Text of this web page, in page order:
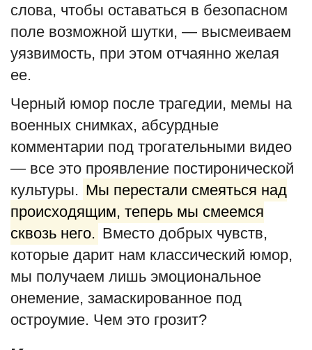
слова, чтобы оставаться в безопасном
поле возможной шутки, — высмеиваем
уязвимость, при этом отчаянно желая
ее.
Черный юмор после трагедии, мемы на
военных снимках, абсурдные
комментарии под трогательными видео
— все это проявление постиронической
культуры. Мы перестали смеяться над
происходящим, теперь мы смеемся
сквозь него. Вместо добрых чувств,
которые дарит нам классический юмор,
мы получаем лишь эмоциональное
онемение, замаскированное под
остроумие. Чем это грозит?